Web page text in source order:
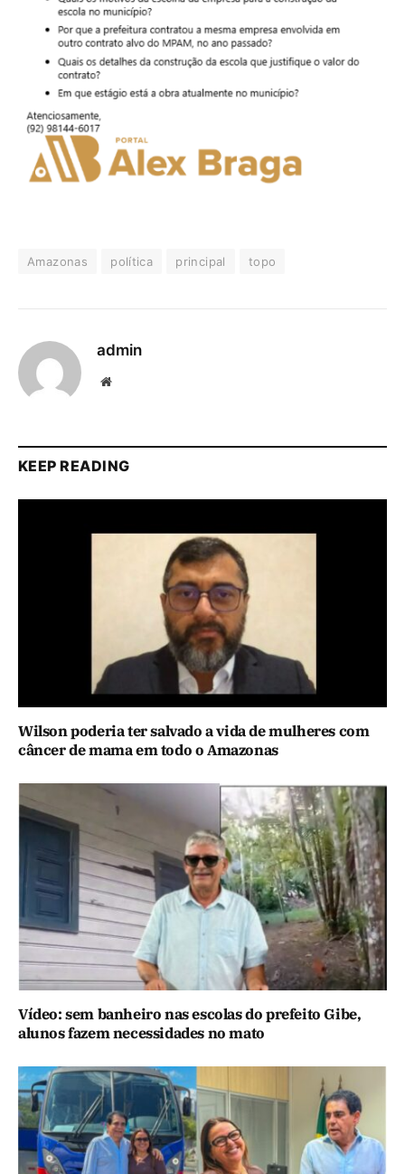
Amazonas política principal topo
admin
Website
KEEP READING
Wilson poderia ter salvado a vida de mulheres com
câncer de mama em todo o Amazonas
Vídeo: sem banheiro nas escolas do prefeito Gibe,
alunos fazem necessidades no mato